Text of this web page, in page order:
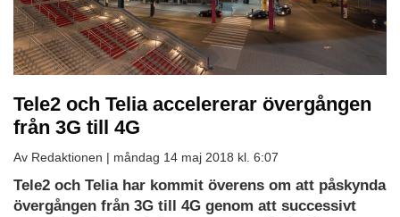
Tele2 och Telia accelererar övergången
från 3G till 4G
Av Redaktionen | måndag 14 maj 2018 kl. 6:07
Tele2 och Telia har kommit överens om att påskynda
övergången från 3G till 4G genom att successivt